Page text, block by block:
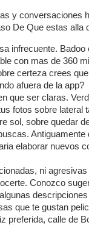
y conversaciones
De Que estas alla
infrecuente.
con mas de 360
certeza crees
afuera de la app?
que ser claras.
fotos sobre lateral
sol, sobre quedar
elaborar nuevos
ni
Conozco
que te gustan
preferida, calle de